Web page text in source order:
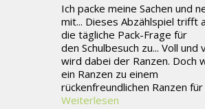
Ich packe meine Sachen und
mit... Dieses Abzählspiel trifft
die tägliche Pack-Frage für
den Schulbesuch zu... Voll und
wird dabei der Ranzen. Doch
ein Ranzen zu einem
rückenfreundlichen Ranzen
Weiterlesen